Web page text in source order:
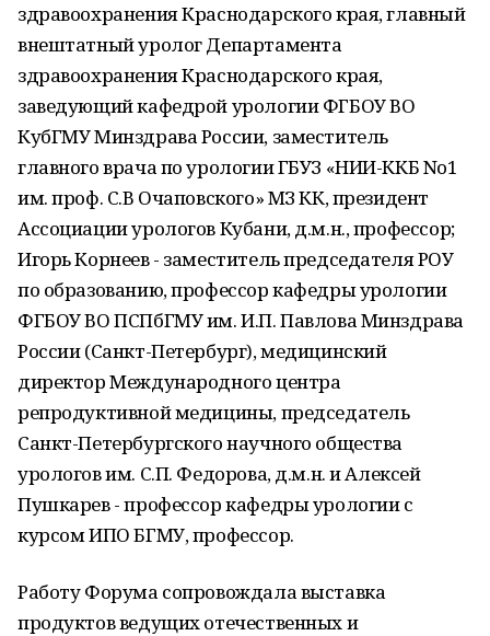
здравоохранения Краснодарского края, главный
внештатный уролог Департамента
здравоохранения Краснодарского края,
заведующий кафедрой урологии ФГБОУ ВО
КубГМУ Минздрава России, заместитель
главного врача по урологии ГБУЗ «НИИ-ККБ No1
им. проф. С.В Очаповского» МЗ КК, президент
Ассоциации урологов Кубани, д.м.н., профессор;
Игорь Корнеев - заместитель председателя РОУ
по образованию, профессор кафедры урологии
ФГБОУ ВО ПСПбГМУ им. И.П. Павлова Минздрава
России (Санкт-Петербург), медицинский
директор Международного центра
репродуктивной медицины, председатель
Санкт-Петербургского научного общества
урологов им. С.П. Федорова, д.м.н. и Алексей
Пушкарев - профессор кафедры урологии с
курсом ИПО БГМУ, профессор.
Работу Форума сопровождала выставка
продуктов ведущих отечественных и